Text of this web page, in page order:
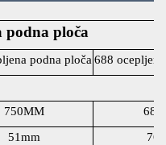
podna ploča
podna ploča688
750MM
51mm